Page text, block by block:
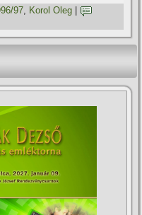
97, Korol Oleg